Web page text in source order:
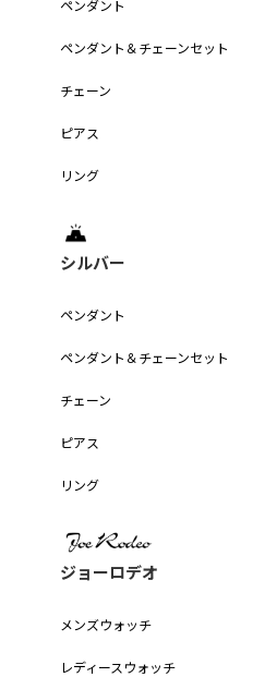
ペンダント
ペンダント＆チェーンセット
チェーン
ピアス
リング
シルバー
ペンダント
ペンダント＆チェーンセット
チェーン
ピアス
リング
ジョーロデオ
メンズウォッチ
レディースウォッチ